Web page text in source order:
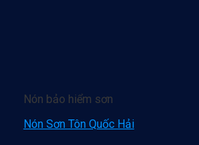
Nón bảo hiểm sơn
Nón Sơn Tôn Quốc Hải